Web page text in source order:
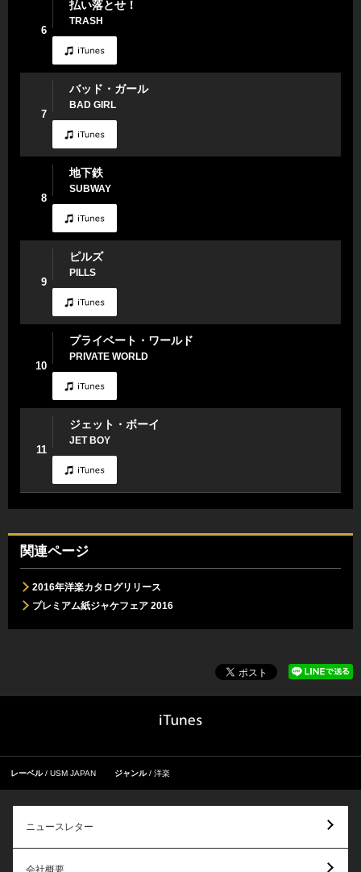
6
払い落とせ！
TRASH
7
バッド・ガール
BAD GIRL
8
地下鉄
SUBWAY
9
ピルズ
PILLS
10
プライベート・ワールド
PRIVATE WORLD
11
ジェット・ボーイ
JET BOY
関連ページ
2016年洋楽カタログリリース
プレミアム紙ジャケフェア 2016
レーベル USM JAPAN ジャンル 洋楽
ニュースレター
会社概要